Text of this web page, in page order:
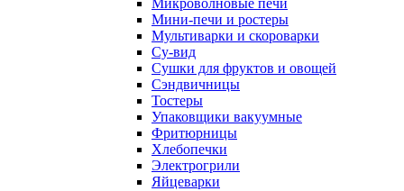
Микроволновые печи
Мини-печи и ростеры
Мультиварки и скороварки
Су-вид
Сушки для фруктов и овощей
Сэндвичницы
Тостеры
Упаковщики вакуумные
Фритюрницы
Хлебопечки
Электрогрили
Яйцеварки